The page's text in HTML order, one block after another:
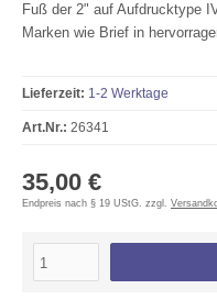
Fuß der 2" auf Aufdrucktype
Marken wie Brief in
Lieferzeit: 1-2 Werktage
Art.Nr.: 26341
35,00 €
Endpreis nach § 19 UStG. zzgl.